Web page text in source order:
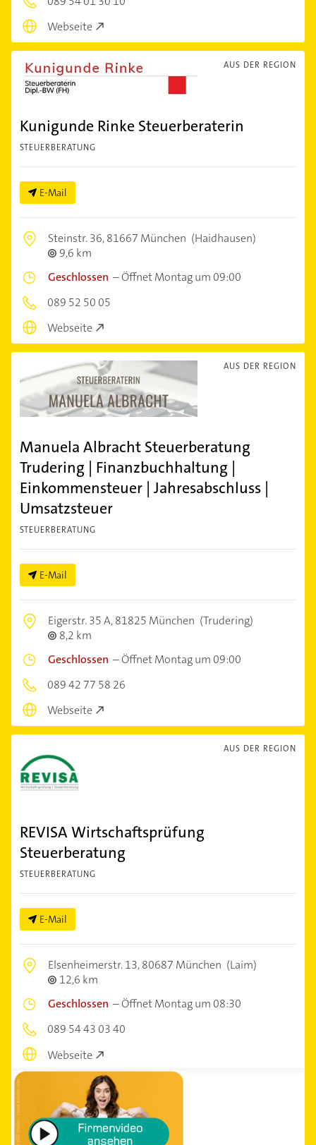
Webseite
AUS DER REGION
Kunigunde Rinke Steuerberaterin
STEUERBERATUNG
E-Mail
Steinstr. 36,81667 München (Haidhausen)
9,6 km
Geschlossen –Öffnet Montag um 09:00
089 52 50 05
Webseite
AUS DER REGION
Manuela Albracht Steuerberatung
Trudering | Finanzbuchhaltung |
Einkommensteuer | Jahresabschluss |
Umsatzsteuer
STEUERBERATUNG
E-Mail
Eigerstr. 35 A,81825 München (Trudering)
8,2 km
Geschlossen –Öffnet Montag um 09:00
089 42 77 58 26
Webseite
AUS DER REGION
REVISA Wirtschaftsprüfung
Steuerberatung
STEUERBERATUNG
E-Mail
Elsenheimerstr. 13,80687 München (Laim)
12,6 km
Geschlossen –Öffnet Montag um 08:30
089 54 43 03 40
Webseite